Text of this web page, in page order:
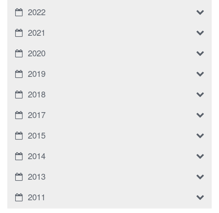
2022
2021
2020
2019
2018
2017
2015
2014
2013
2011